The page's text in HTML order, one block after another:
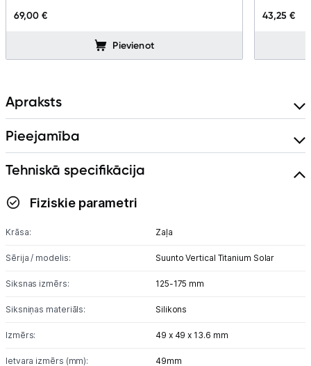
69,00 €
Pievienot
43,25 €
Apraksts
Pieejamība
Tehniskā specifikācija
Fiziskie parametri
Krāsa: Zaļa
Sērija / modelis: Suunto Vertical Titanium Solar
Siksnas izmērs: 125-175 mm
Siksniņas materiāls: Silikons
Izmērs: 49 x 49 x 13.6 mm
Ietvara izmērs (mm): 49mm